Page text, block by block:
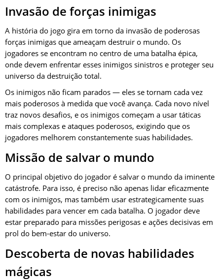
Invasão de forças inimigas
A história do jogo gira em torno da invasão de poderosas
forças inimigas que ameaçam destruir o mundo. Os
jogadores se encontram no centro de uma batalha épica,
onde devem enfrentar esses inimigos sinistros e proteger seu
universo da destruição total.
Os inimigos não ficam parados — eles se tornam cada vez
mais poderosos à medida que você avança. Cada novo nível
traz novos desafios, e os inimigos começam a usar táticas
mais complexas e ataques poderosos, exigindo que os
jogadores melhorem constantemente suas habilidades.
Missão de salvar o mundo
O principal objetivo do jogador é salvar o mundo da iminente
catástrofe. Para isso, é preciso não apenas lidar eficazmente
com os inimigos, mas também usar estrategicamente suas
habilidades para vencer em cada batalha. O jogador deve
estar preparado para missões perigosas e ações decisivas em
prol do bem-estar do universo.
Descoberta de novas habilidades
mágicas